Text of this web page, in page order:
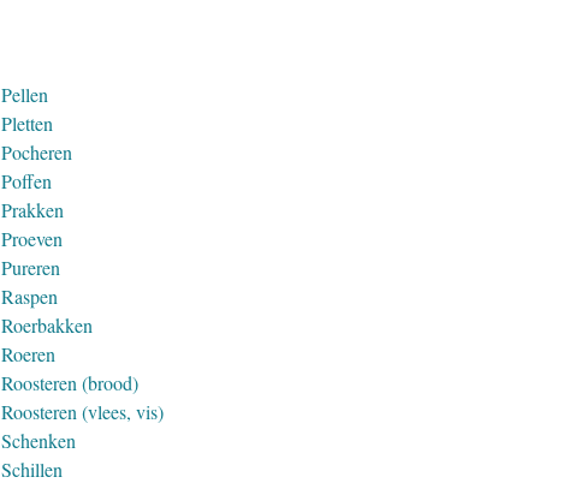
Pellen
Pletten
Pocheren
Poffen
Prakken
Proeven
Pureren
Raspen
Roerbakken
Roeren
Roosteren (brood)
Roosteren (vlees, vis)
Schenken
Schillen